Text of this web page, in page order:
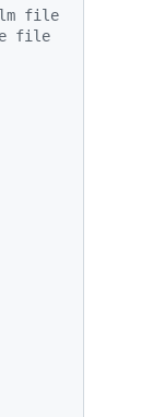
file
file